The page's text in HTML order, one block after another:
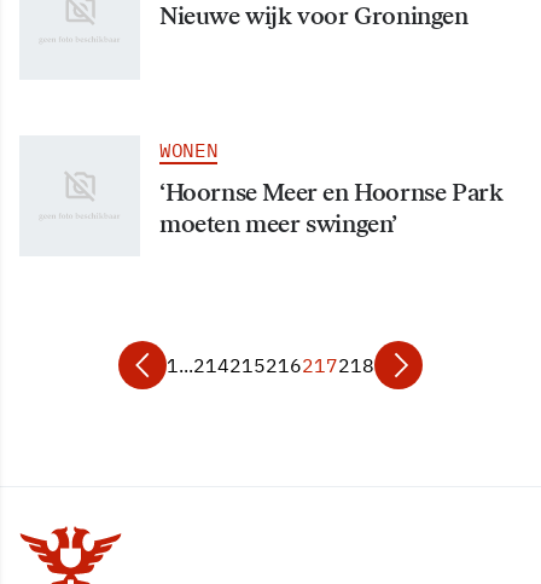
Nieuwe wijk voor Groningen
WONEN
‘Hoornse Meer en Hoornse Park
moeten meer swingen’
1...214215216217218